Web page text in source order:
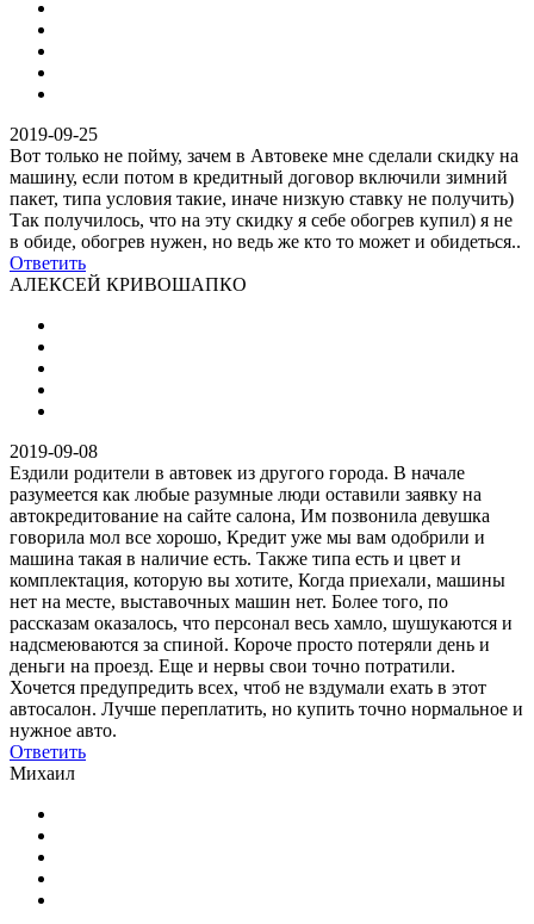
2019-09-25
Вот только не пойму, зачем в Автовеке мне сделали скидку на
машину, если потом в кредитный договор включили зимний
пакет, типа условия такие, иначе низкую ставку не получить)
Так получилось, что на эту скидку я себе обогрев купил) я не
в обиде, обогрев нужен, но ведь же кто то может и обидеться..
Ответить
АЛЕКСЕЙ КРИВОШАПКО
2019-09-08
Ездили родители в автовек из другого города. В начале
разумеется как любые разумные люди оставили заявку на
автокредитование на сайте салона, Им позвонила девушка
говорила мол все хорошо, Кредит уже мы вам одобрили и
машина такая в наличие есть. Также типа есть и цвет и
комплектация, которую вы хотите, Когда приехали, машины
нет на месте, выставочных машин нет. Более того, по
рассказам оказалось, что персонал весь хамло, шушукаются и
надсмеюваются за спиной. Короче просто потеряли день и
деньги на проезд. Еще и нервы свои точно потратили.
Хочется предупредить всех, чтоб не вздумали ехать в этот
автосалон. Лучше переплатить, но купить точно нормальное и
нужное авто.
Ответить
Михаил